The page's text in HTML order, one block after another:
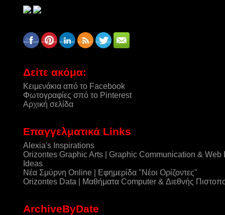
Δείτε ακόμα:
Κειμενάκια από το Facebook
Φωτογραφίες σπό το Pinterest
Αρχική σελίδα
Επαγγελματικά Links
Alexia's Inspirations
Orizontes Graphic Arts | Graphic Communication & Web
Ideas
Νέα Σμύρνη Online | Εφημερίδα "Νέοι Ορίζοντες"
Orizontes Data | Μαθήματα Computer & Διεθνής
ArchiveByDate